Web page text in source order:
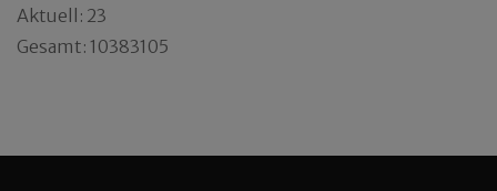
Aktuell: 23
Gesamt: 10383105